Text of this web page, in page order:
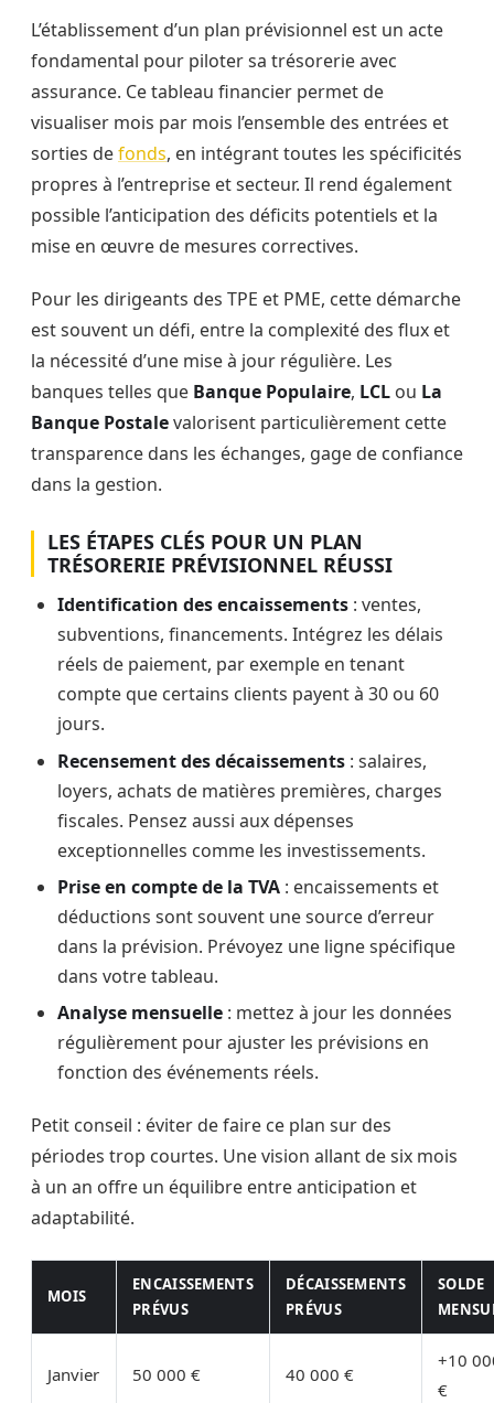
L’établissement d’un plan prévisionnel est un acte
fondamental pour piloter sa trésorerie avec
assurance. Ce tableau financier permet de
visualiser mois par mois l’ensemble des entrées et
sorties defonds, en intégrant toutes les spécificités
propres à l’entreprise et secteur. Il rend également
possible l’anticipation des déficits potentiels et la
mise en œuvre de mesures correctives.
Pour les dirigeants des TPE et PME, cette démarche
est souvent un défi, entre la complexité des flux et
la nécessité d’une mise à jour régulière. Les
banques telles que Banque Populaire, LCL ou La
Banque Postalevalorisent particulièrement cette
transparence dans les échanges, gage de confiance
dans la gestion.
LES ÉTAPES CLÉS POUR UN PLAN
TRÉSORERIE PRÉVISIONNEL RÉUSSI
Identification des encaissements : ventes,
subventions, financements. Intégrez les délais
réels de paiement, par exemple en tenant
compte que certains clients payent à 30 ou 60
jours.
Recensement des décaissements : salaires,
loyers, achats de matières premières, charges
fiscales. Pensez aussi aux dépenses
exceptionnelles comme les investissements.
Prise en compte de la TVA : encaissements et
déductions sont souvent une source d’erreur
dans la prévision. Prévoyez une ligne spécifique
dans votre tableau.
Analyse mensuelle : mettez à jour les données
régulièrement pour ajuster les prévisions en
fonction des événements réels.
Petit conseil : éviter de faire ce plan sur des
périodes trop courtes. Une vision allant de six mois
à un an offre un équilibre entre anticipation et
adaptabilité.
MOIS
ENCAISSEMENTS
PRÉVUS
DÉCAISSEMENTS
PRÉVUS
SOLDE
Janvier 50 000 € 40 000 €
+10
€